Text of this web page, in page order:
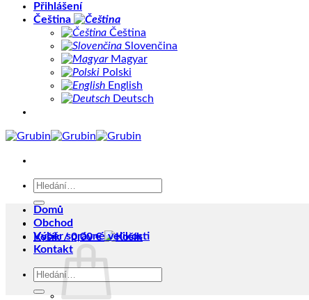
Přihlášení
Čeština
Čeština
Slovenčina
Magyar
Polski
English
Deutsch
Hledat:
Košík /0,00€
Domů
Obchod
Výběr správné velikosti
Kontakt
Hledat: